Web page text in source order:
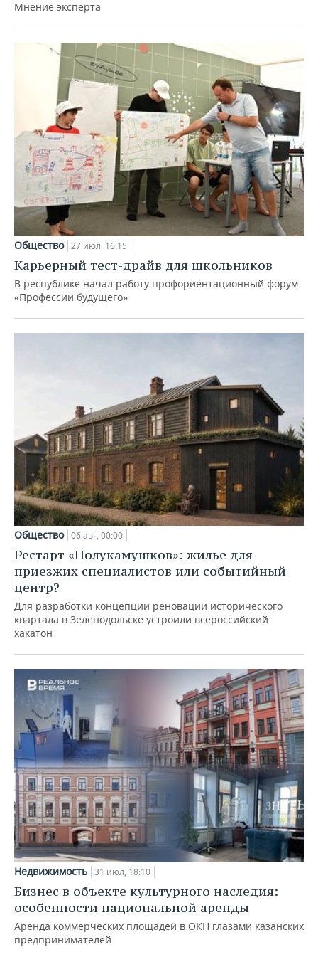
Мнение эксперта
Общество 27 июл, 16:15
Карьерный тест-драйв для школьников
В республике начал работу профориентационный форум
«Профессии будущего»
Общество 06 авг, 00:00
Рестарт «Полукамушков»: жилье для
приезжих специалистов или событийный
центр?
Для разработки концепции реновации исторического
квартала в Зеленодольске устроили всероссийский
хакатон
Недвижимость 31 июл, 18:10
Бизнес в объекте культурного наследия:
особенности национальной аренды
Аренда коммерческих площадей в ОКН глазами казанских
предпринимателей